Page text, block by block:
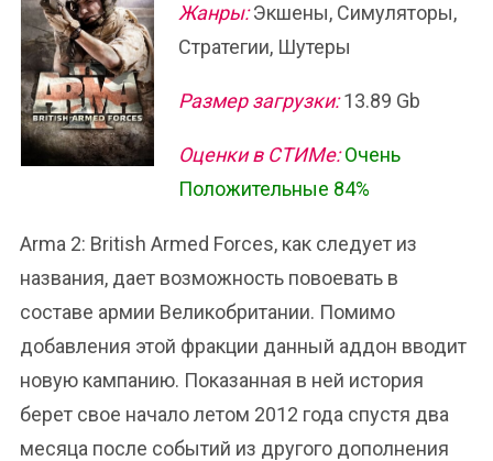
Жанры:Экшены, Симуляторы,
Стратегии, Шутеры
Размер загрузки:13.89 Gb
Оценки в СТИМе: Очень
Положительные 84%
Arma 2: British Armed Forces, как следует из
названия, дает возможность повоевать в
составе армии Великобритании. Помимо
добавления этой фракции данный аддон вводит
новую кампанию. Показанная в ней история
берет свое начало летом 2012 года спустя два
месяца после событий из другого дополнения